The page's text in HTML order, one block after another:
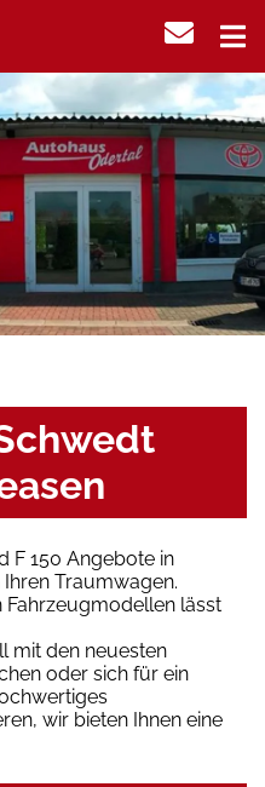
F 150 Angebote in
Traumwagen.
lässt
mit den neuesten
oder sich für ein
wir bieten Ihnen eine